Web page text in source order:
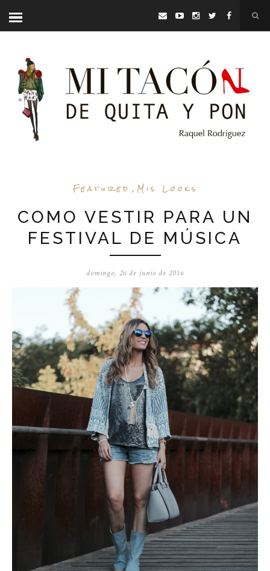
Featured , Mis Looks
COMO VESTIR PARA UN
FESTIVAL DE MÚSICA
domingo, 26 de junio de 2016